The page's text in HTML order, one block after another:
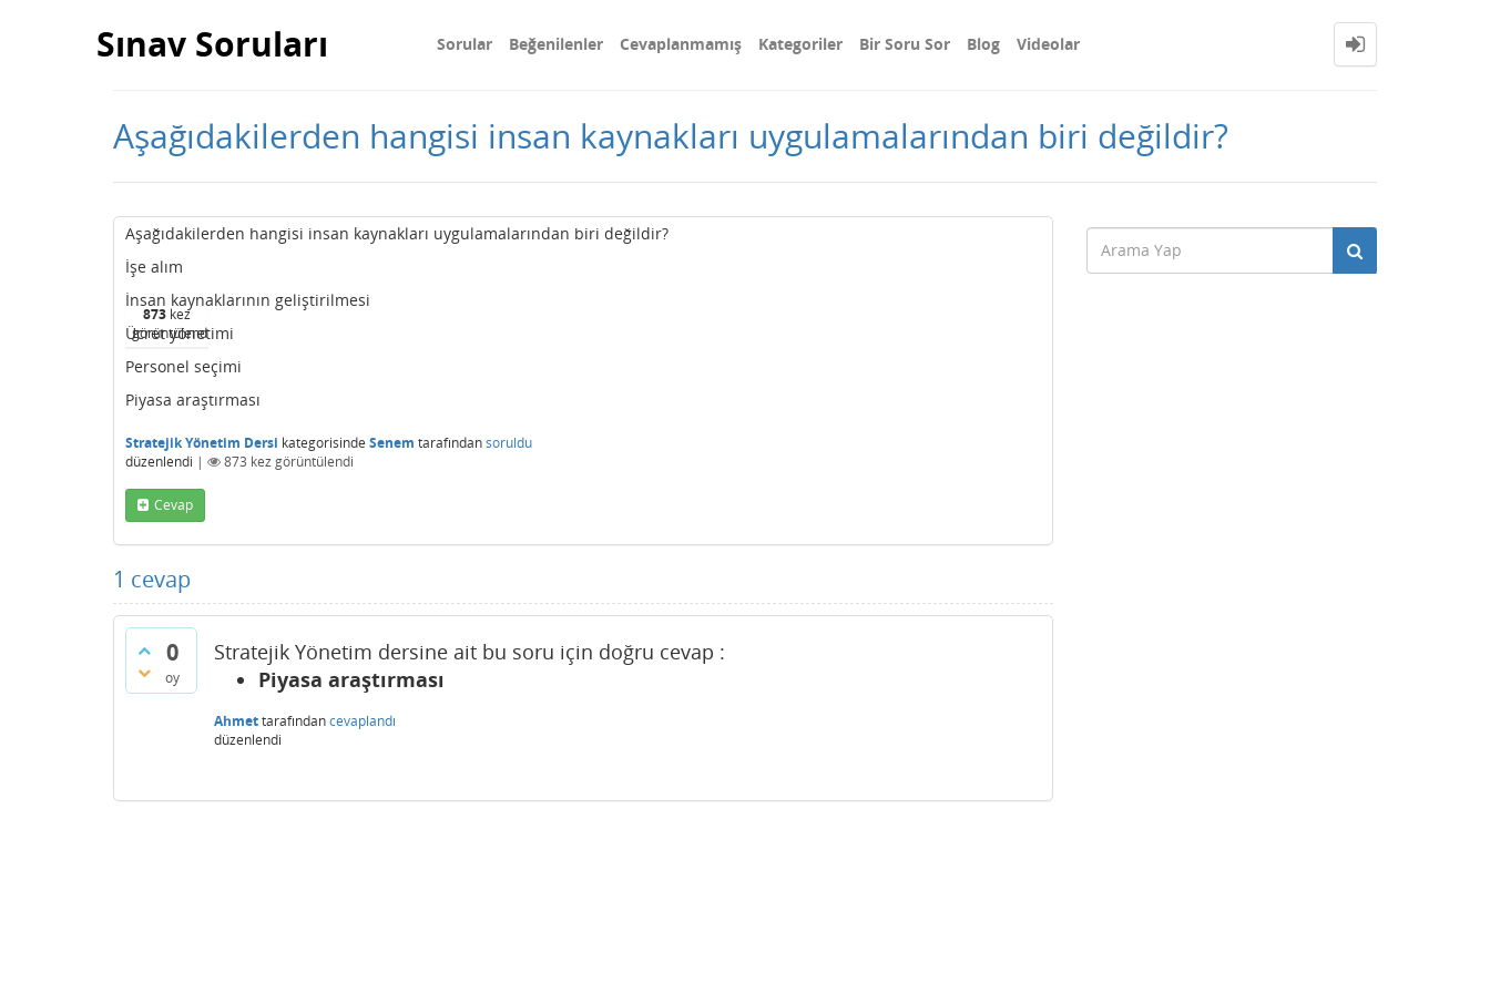
Sınav Soruları Sorular Beğenilenler Cevaplanmamış Kategoriler Bir Soru Sor Blog Videolar
Aşağıdakilerden hangisi insan kaynakları uygulamalarından biri değildir?
873 kez
görüntülendi
Aşağıdakilerden hangisi insan kaynakları uygulamalarından biri değildir?
İşe alım
İnsan kaynaklarının geliştirilmesi
Ücret yönetimi
Personel seçimi
Piyasa araştırması
Stratejik Yönetim Dersi kategorisinde Senem tarafındansoruldu
düzenlendi | 873 kez görüntülendi
Cevap
1 cevap
0
oy
Stratejik Yönetim dersine ait bu soru için doğru cevap :
Piyasa araştırması
Ahmettarafındancevaplandı
düzenlendi